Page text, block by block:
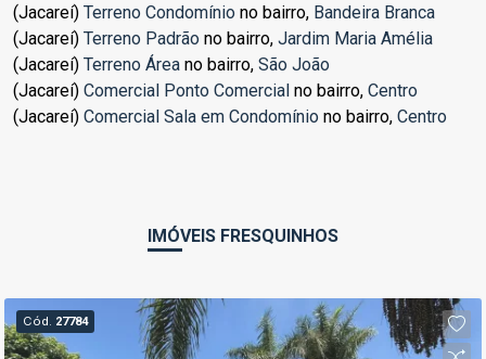
(Jacareí) Terreno Condomínio no bairro, Bandeira Branca
(Jacareí) Terreno Padrão no bairro, Jardim Maria Amélia
(Jacareí) Terreno Área no bairro, São João
(Jacareí) Comercial Ponto Comercial no bairro, Centro
(Jacareí) Comercial Sala em Condomínio no bairro, Centro
IMÓVEIS FRESQUINHOS
Cód. 27784